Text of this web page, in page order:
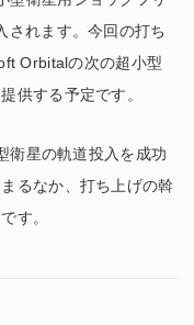
されます。今回の打ち
Orbitalの次の超小型
供する予定です。
衛星の軌道投入を成功
るなか、打ち上げの斡
す。